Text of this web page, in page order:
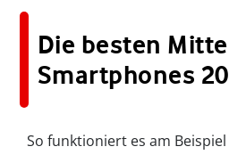
Die besten
Smartphones
So funktioniert es am